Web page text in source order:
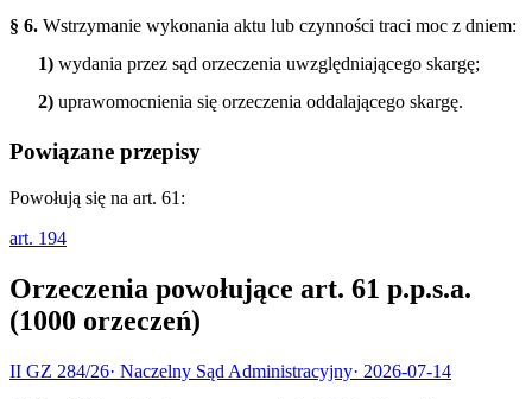
§ 6. Wstrzymanie wykonania aktu lub czynności traci moc z dniem:
1) wydania przez sąd orzeczenia uwzględniającego skargę;
2) uprawomocnienia się orzeczenia oddalającego skargę.
Powiązane przepisy
Powołują się na art. 61 :
art. 194
Orzeczenia powołujące art. 61 p.p.s.a.
(1000 orzeczeń)
II GZ 284/26· Naczelny Sąd Administracyjny· 2026-07-14